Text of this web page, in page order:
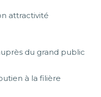
attractivité
du grand public
à la filière